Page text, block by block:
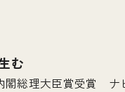
む
総理大臣賞受賞 ナ